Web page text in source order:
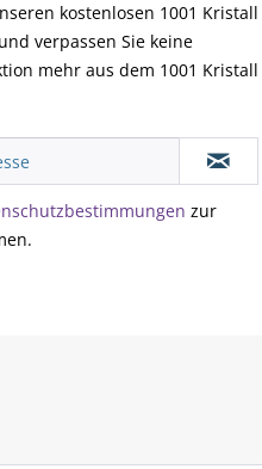
kostenlosen 1001 Kristall
verpassen Sie keine
mehr aus dem 1001 Kristall
zur